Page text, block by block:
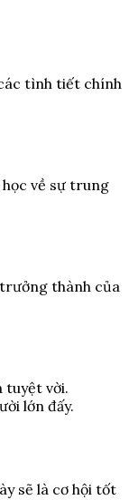
tình tiết chính
học về sự trung
thành của
tuyệt vời.
lớn đấy.
sẽ là cơ hội tốt